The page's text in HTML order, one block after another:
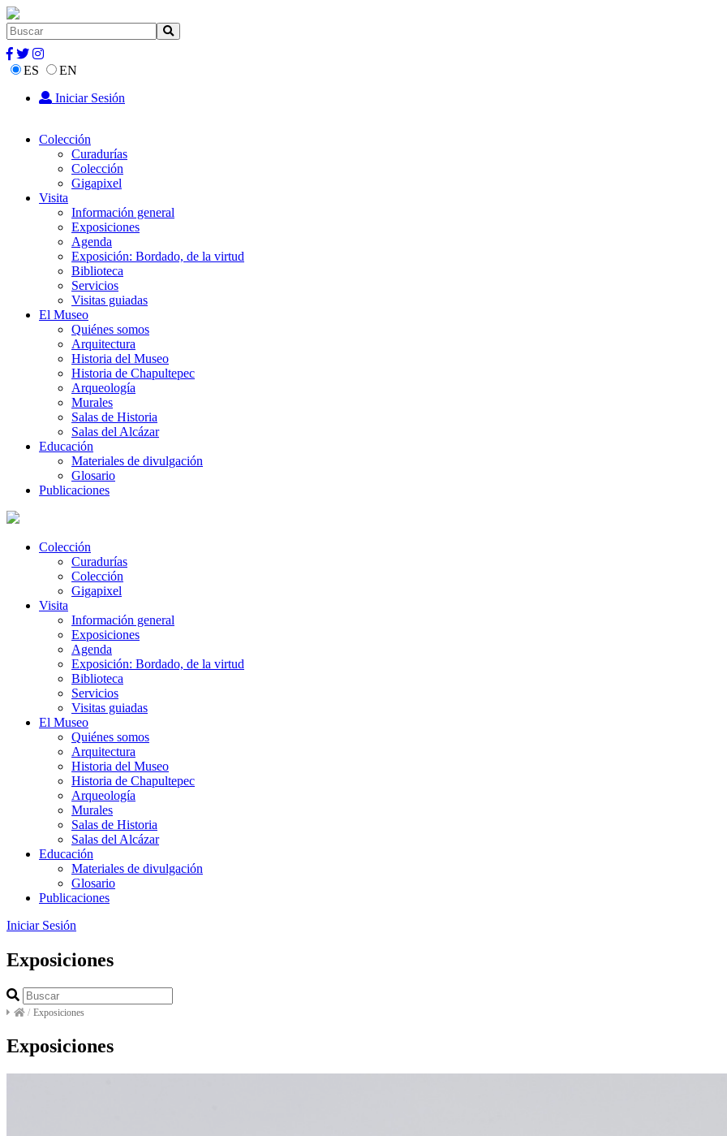
ES
EN
Iniciar Sesión
Colección
Curadurías
Colección
Gigapixel
Visita
Información general
Exposiciones
Agenda
Exposición: Bordado, de la virtud
Biblioteca
Servicios
Visitas guiadas
El Museo
Quiénes somos
Arquitectura
Historia del Museo
Historia de Chapultepec
Arqueología
Murales
Salas de Historia
Salas del Alcázar
Educación
Materiales de divulgación
Glosario
Publicaciones
Colección
Curadurías
Colección
Gigapixel
Visita
Información general
Exposiciones
Agenda
Exposición: Bordado, de la virtud
Biblioteca
Servicios
Visitas guiadas
El Museo
Quiénes somos
Arquitectura
Historia del Museo
Historia de Chapultepec
Arqueología
Murales
Salas de Historia
Salas del Alcázar
Educación
Materiales de divulgación
Glosario
Publicaciones
Iniciar Sesión
Exposiciones
/ Exposiciones
Exposiciones